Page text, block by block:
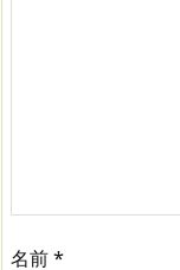
名前*